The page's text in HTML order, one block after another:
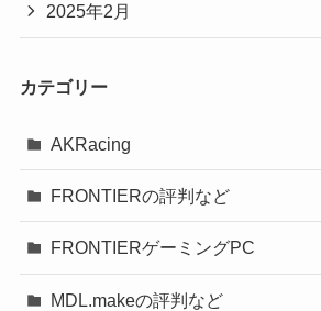
2025年2月
カテゴリー
AKRacing
FRONTIERの評判など
FRONTIERゲーミングPC
MDL.makeの評判など